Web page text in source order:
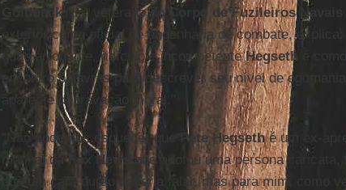
Goldbeck, um veterano do Corpo de Fuzileiros Navais
exterior como oficial de engenharia de combate,
quão arrogante, ridículo e incompetenteHegseth
é
encontro palavras para descrever seu nível de
aparente depravação moral."
“Não podemos esquecer que Pete Hegsethé um ex-
matinal daFox News
que adotou uma persona
que um cara durão deveria falar, mas para mim, como